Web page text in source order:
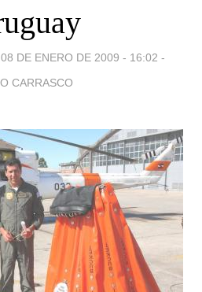
08 DE ENERO DE 2009 - 16:02 -
CARRASCO